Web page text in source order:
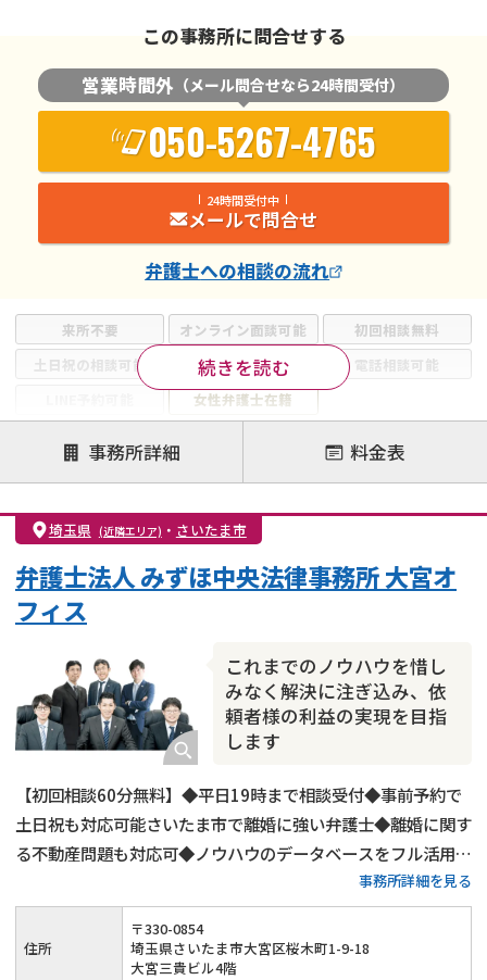
来所不要 オンライン面談可能
初回相談無料
土日祝の相談可能
19時以降電話可能
電話相談可能
女性弁護士在籍
注力案件
離婚前相談
離婚調停
離婚裁判
親権・面会交流権
DV
モラハラ
不貞・不倫慰謝料請求
国際離婚
財産分与
内縁の夫婦 熟年離婚
続きを読む
この事務所に問合せする
営業時間外 （メール問合せなら24時間受付）
050-5267-4765
24時間受付中
メールで問合せ
弁護士への相談の流れ
事務所詳細 料金表
埼玉県 (近隣エリア) ・ さいたま市
これまでのノウハウを惜し
みなく解決に注ぎ込み、依
頼者様の利益の実現を目指
します
弁護士法人 みずほ中央法律事務所 大宮オ
フィス
【初回相談60分無料】◆平日19時まで相談受付◆事前予約で
土日祝も対応可能さいたま市で離婚に強い弁護士◆離婚に関す
る不動産問題も対応可◆ノウハウのデータベースをフル活用し
事務所詳細を見る
住所
〒330-0854
埼玉県さいたま市大宮区桜木町1-9-18
大宮三貴ビル4階